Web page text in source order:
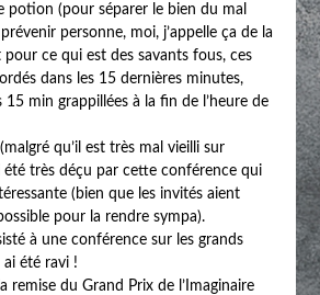
potion (pour séparer le bien du mal
personne, moi, j’appelle ça de la
ce qui est des savants fous, ces
dans les 15 dernières minutes,
15 min grappillées à la fin de l’heure de
qu’il est très mal vieilli sur
été très déçu par cette conférence qui
(bien que les invités aient
pour la rendre sympa).
à une conférence sur les grands
ai été ravi !
remise du Grand Prix de l’Imaginaire